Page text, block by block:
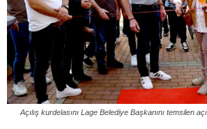
Açılış kurdelasını Lage Belediye Başkanını temsilen